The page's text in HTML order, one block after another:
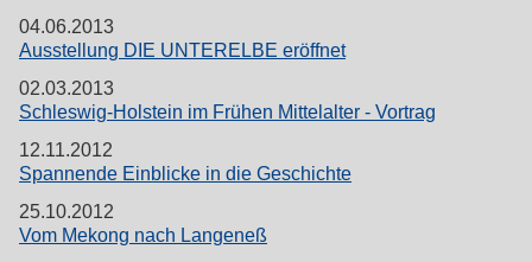
04.06.2013
Ausstellung DIE UNTERELBE eröffnet
02.03.2013
Schleswig-Holstein im Frühen Mittelalter - Vortrag
12.11.2012
Spannende Einblicke in die Geschichte
25.10.2012
Vom Mekong nach Langeneß